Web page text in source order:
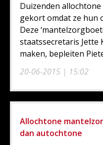
20-06-2015 | 15:02
Duizenden
gekort omdat ze hun
Deze
staatssecretaris Jette
maken, bepleiten
Allochtone
dan autochtone